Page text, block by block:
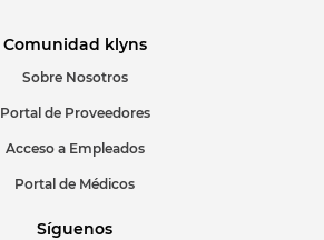
Comunidad klyns
Sobre Nosotros
Portal de Proveedores
Acceso a Empleados
Portal de Médicos
Síguenos